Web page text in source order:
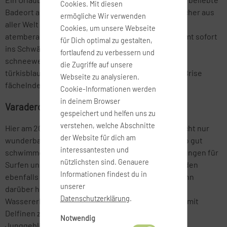
Badeort auf der Halbinsel Hicacos begeistert Besucher aus
aller Welt – Grund dafür ist der absolut einzigartige,
atemberaubend schöne Strand. Wer ihn sieht, kommt sofort
ins Schwärmen. Denn die Kombination aus einem
schneeweißen, feinsandigen Strand, glasklarem,
türkisblauen Wasser und den sanft in der frischen Brise
fächelnden Palmen ist ein einziger Karibiktraum.
Varadero: Kilometerlange Karibik-Strände
Hier am 20 Kilometer langen Strand lässt es sich nicht nur
wunderbar in der Sonne faulenzen, sondern ebenso gut
schwimmen oder Wassersport treiben. Die Bedingungen für
Surfen und Wasserski sind optimal und Taucher finden
ebenfalls großartige Tauchreviere vor. Varadero kann
darüber hinaus zudem mit einem ganz besonderen
Wassererlebnis punkten: Hier ist es sogar möglich, mit
Delfinen zu schwimmen! Ein Traum für Junge und
Cookies. Mit diesen
ermögliche Wir verwenden
Cookies, um unsere Webseite
für Dich optimal zu gestalten,
fortlaufend zu verbessern und
die Zugriffe auf unsere
Webseite zu analysieren.
Cookie-Informationen werden
in deinem Browser
gespeichert und helfen uns zu
verstehen, welche Abschnitte
der Website für dich am
interessantesten und
nützlichsten sind. Genauere
Informationen findest du in
unserer
Datenschutzerklärung.
Notwendig